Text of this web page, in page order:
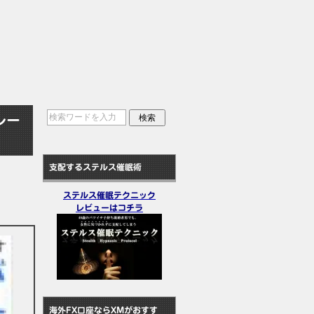
ー
支配するステルス催眠術
ステルス催眠テクニック
レビューはコチラ
海外FX口座ならXMがおすす